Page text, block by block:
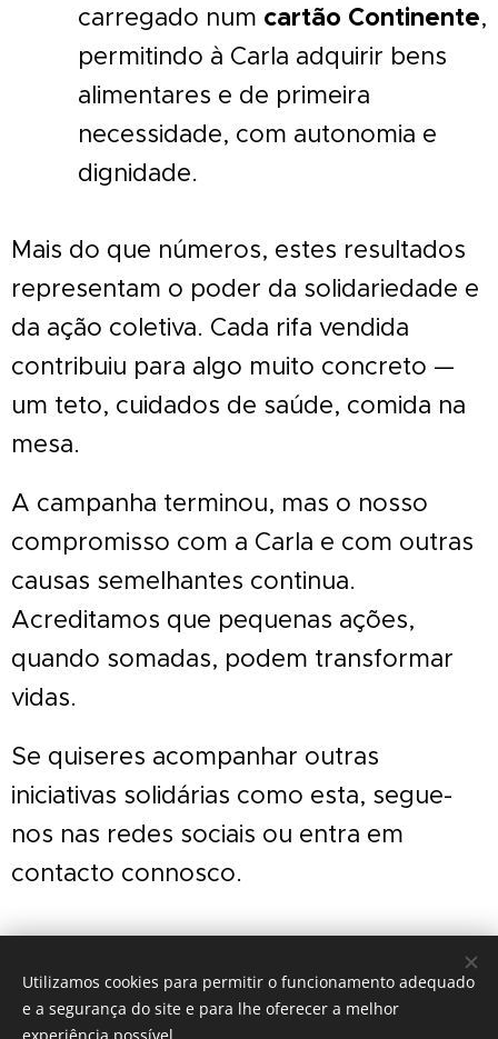
carregado num cartão Continente,
permitindo à Carla adquirir bens
alimentares e de primeira
necessidade, com autonomia e
dignidade.
Mais do que números, estes resultados
representam o poder da solidariedade e
da ação coletiva. Cada rifa vendida
contribuiu para algo muito concreto —
um teto, cuidados de saúde, comida na
mesa.
A campanha terminou, mas o nosso
compromisso com a Carla e com outras
causas semelhantes continua.
Acreditamos que pequenas ações,
quando somadas, podem transformar
vidas.
Se quiseres acompanhar outras
iniciativas solidárias como esta, segue-
nos nas redes sociais ou entra em
contacto connosco.
Utilizamos cookies para permitir o funcionamento adequado
e a segurança do site e para lhe oferecer a melhor